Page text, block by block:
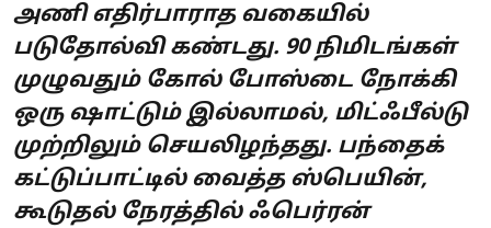
அணி எதிர்பாராத வகையில்
படுதோல்வி கண்டது. 90 நிமிடங்கள்
முழுவதும் கோல் போஸ்டை நோக்கி
ஒரு ஷாட்டும் இல்லாமல், மிட்ஃபீல்டு
முற்றிலும் செயலிழந்தது. பந்தைக்
கட்டுப்பாட்டில் வைத்த ஸ்பெயின்,
கூடுதல் நேரத்தில் ஃபெர்ரன்